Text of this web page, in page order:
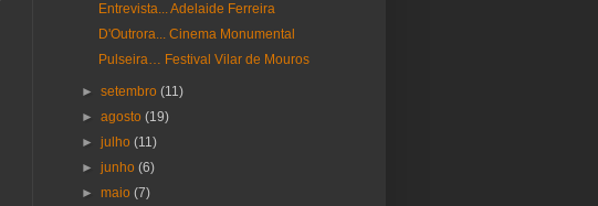
Entrevista... Adelaide Ferreira
D'Outrora... Cinema Monumental
Pulseira… Festival Vilar de Mouros
►setembro(11)
►agosto(19)
►julho(11)
►junho(6)
►maio(7)